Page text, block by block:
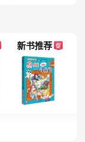
新书推荐 促